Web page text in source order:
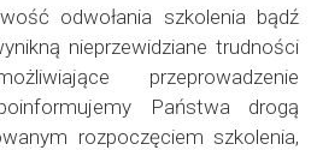
odwołania szkolenia bądź
nieprzewidziane trudności
przeprowadzenie
Państwa drogą
rozpoczęciem szkolenia,